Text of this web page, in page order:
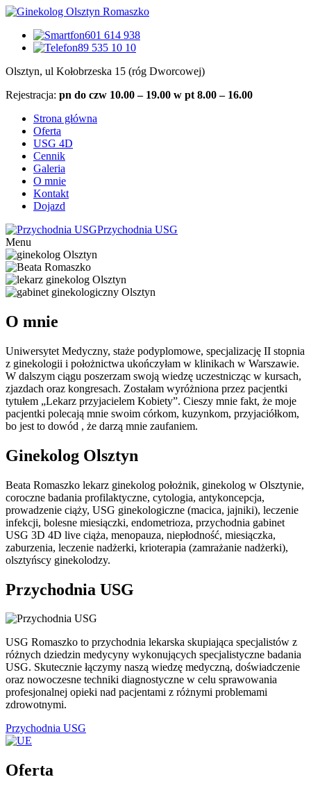
601 614 938
89 535 10 10
Olsztyn, ul Kołobrzeska 15 (róg Dworcowej)
Rejestracja: pn do czw 10.00 – 19.00 w pt 8.00 – 16.00
Strona główna
Oferta
USG 4D
Cennik
Galeria
O mnie
Kontakt
Dojazd
Przychodnia USG
Menu
O mnie
Uniwersytet Medyczny, staże podyplomowe, specjalizację II stopnia
z ginekologii i położnictwa ukończyłam w klinikach w Warszawie.
W dalszym ciągu poszerzam swoją wiedzę uczestnicząc w kursach,
zjazdach oraz kongresach. Zostałam wyróżniona przez pacjentki
tytułem „Lekarz przyjacielem Kobiety”. Cieszy mnie fakt, że moje
pacjentki polecają mnie swoim córkom, kuzynkom, przyjaciółkom,
bo jest to dowód , że darzą mnie zaufaniem.
Ginekolog Olsztyn
Beata Romaszko lekarz ginekolog położnik, ginekolog w Olsztynie,
coroczne badania profilaktyczne, cytologia, antykoncepcja,
prowadzenie ciąży, USG ginekologiczne (macica, jajniki), leczenie
infekcji, bolesne miesiączki, endometrioza, przychodnia gabinet
USG 3D 4D live ciąża, menopauza, niepłodność, miesiączka,
zaburzenia, leczenie nadżerki, krioterapia (zamrażanie nadżerki),
olsztyńscy ginekolodzy.
Przychodnia USG
USG Romaszko to przychodnia lekarska skupiająca specjalistów z
różnych dziedzin medycyny wykonujących specjalistyczne badania
USG. Skutecznie łączymy naszą wiedzę medyczną, doświadczenie
oraz nowoczesne techniki diagnostyczne w celu sprawowania
profesjonalnej opieki nad pacjentami z różnymi problemami
zdrowotnymi.
Przychodnia USG
Oferta